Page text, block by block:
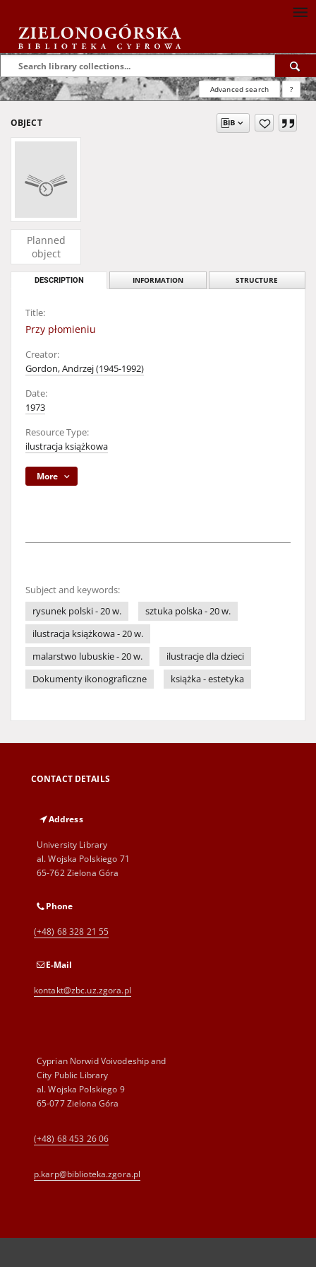
Advanced search ?
OBJECT
Planned
object
DESCRIPTION INFORMATION STRUCTURE
Title:
Przy płomieniu
Creator:
Gordon, Andrzej (1945-1992)
Date:
1973
Resource Type:
ilustracja książkowa
More
Subject and keywords:
rysunek polski - 20 w.
sztuka polska - 20 w.
ilustracja książkowa - 20 w.
malarstwo lubuskie - 20 w.
ilustracje dla dzieci
Dokumenty ikonograficzne
książka - estetyka
CONTACT DETAILS
Address
University Library
al. Wojska Polskiego 71
65-762 Zielona Góra
Phone
(+48) 68 328 21 55
E-Mail
kontakt@zbc.uz.zgora.pl
Cyprian Norwid Voivodeship and
City Public Library
al. Wojska Polskiego 9
65-077 Zielona Góra
(+48) 68 453 26 06
p.karp@biblioteka.zgora.pl